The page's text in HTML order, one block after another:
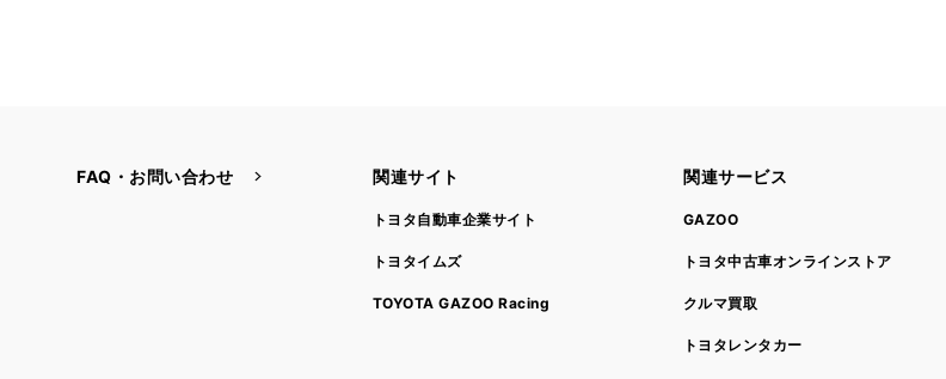
FAQ・お問い合わせ 関連サイト
トヨタ自動車企業サイト
トヨタイムズ
TOYOTA GAZOO Racing
関連サービス
GAZOO
トヨタ中古車オンラインストア
クルマ買取
トヨタレンタカー